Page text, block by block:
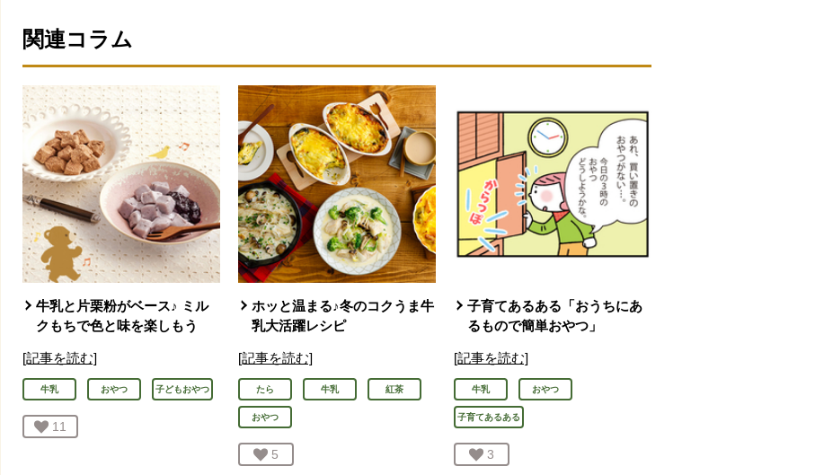
関連コラム
牛乳と片栗粉がベース♪ ミル
クもちで色と味を楽しもう
[記事を読む]
牛乳 おやつ 子どもおやつ
お気に入り登録：
11
ホッと温まる♪冬のコクうま牛
乳大活躍レシピ
[記事を読む]
たら 牛乳 紅茶
おやつ
お気に入り登録：
5
子育てあるある「おうちにあ
るもので簡単おやつ」
[記事を読む]
牛乳 おやつ
子育てあるある
お気に入り登録：
3